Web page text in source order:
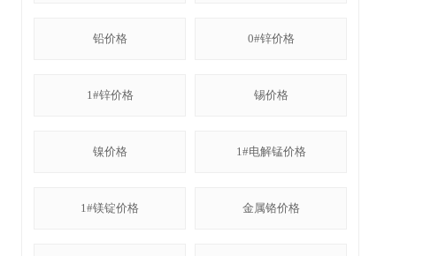
铅价格 0#锌价格
1#锌价格 锡价格
镍价格 1#电解锰价格
1#镁锭价格 金属铬价格